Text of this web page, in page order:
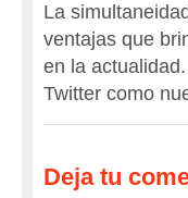
La
ventajas que
en la
Twitter como
Deja tu